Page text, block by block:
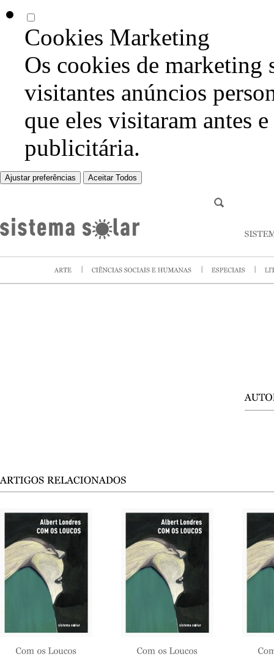
Cookies Marketing
Os cookies de marketing
visitantes anúncios
que eles visitaram antes
publicitária.
Ajustar preferências Aceitar Todos